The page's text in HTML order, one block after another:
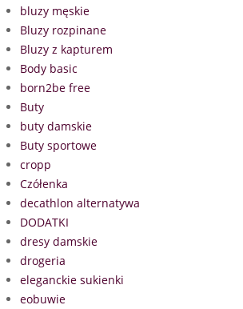
bluzy męskie
Bluzy rozpinane
Bluzy z kapturem
Body basic
born2be free
Buty
buty damskie
Buty sportowe
cropp
Czółenka
decathlon alternatywa
DODATKI
dresy damskie
drogeria
eleganckie sukienki
eobuwie